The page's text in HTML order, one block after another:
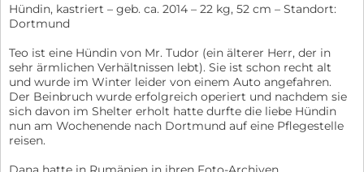
Hündin, kastriert – geb. ca. 2014 – 22 kg, 52 cm – Standort:
Dortmund
Teo ist eine Hündin von Mr. Tudor (ein älterer Herr, der in
sehr ärmlichen Verhältnissen lebt). Sie ist schon recht alt
und wurde im Winter leider von einem Auto angefahren.
Der Beinbruch wurde erfolgreich operiert und nachdem sie
sich davon im Shelter erholt hatte durfte die liebe Hündin
nun am Wochenende nach Dortmund auf eine Pflegestelle
reisen.